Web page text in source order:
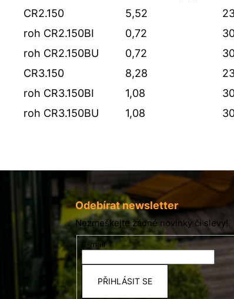
CR2.150
5,52
roh CR2.150BI 0,72
roh CR2.150BU 0,72
CR3.150
8,28
roh CR3.150BI 1,08
roh CR3.150BU 1,08
Odebírat newsletter
Nezmeškejte žádné novinky či slevy!
E-mail
PŘIHLÁSIT SE